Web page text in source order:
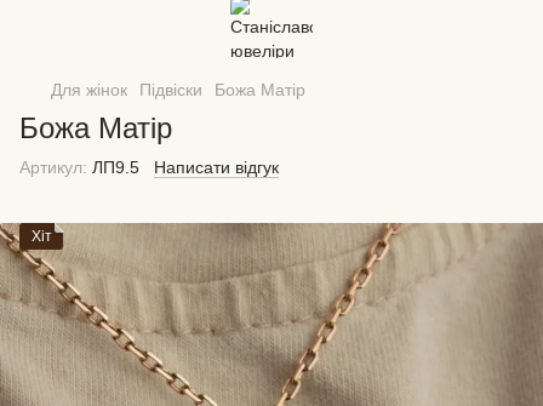
Для жінок Підвіски Божа Матір
Божа Матір
Артикул: ЛП9.5 Написати відгук
Хіт